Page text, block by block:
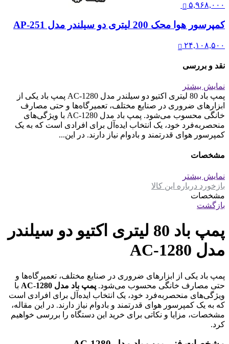
۵,۹۶۸,۰۰۰
کمپرسور هوا محک 200 لیتری دو سیلندر مدل AP-251
۲۴,۱۰۸,۵۰۰
نقد و بررسی
نمایش بیشتر
پمپ باد 80 لیتری اکتیو دو سیلندر مدل AC-1280 پمپ باد یکی از
ابزارهای ضروری در صنایع مختلف، تعمیرگاه‌ها و حتی مصارف
خانگی محسوب می‌شود. پمپ باد مدل AC-1280 با ویژگی‌های
منحصر‌به‌فرد خود، یک انتخاب ایده‌آل برای افرادی است که به یک
کمپرسور هوای قدرتمند و بادوام نیاز دارند. در این...
مشخصات
نمایش بیشتر
بازخورد درباره این کالا
مشخصات
بازگشت
پمپ باد 80 لیتری اکتیو دو سیلندر
مدل AC-1280
پمپ باد یکی از ابزارهای ضروری در صنایع مختلف، تعمیرگاه‌ها و
حتی مصارف خانگی محسوب می‌شود. پمپ باد مدل AC-1280
با
ویژگی‌های منحصر‌به‌فرد خود، یک انتخاب ایده‌آل برای افرادی است
که به یک کمپرسور هوای قدرتمند و بادوام نیاز دارند. در این مقاله،
مشخصات، مزایا و نکاتی برای خرید این دستگاه را بررسی خواهیم
کرد.